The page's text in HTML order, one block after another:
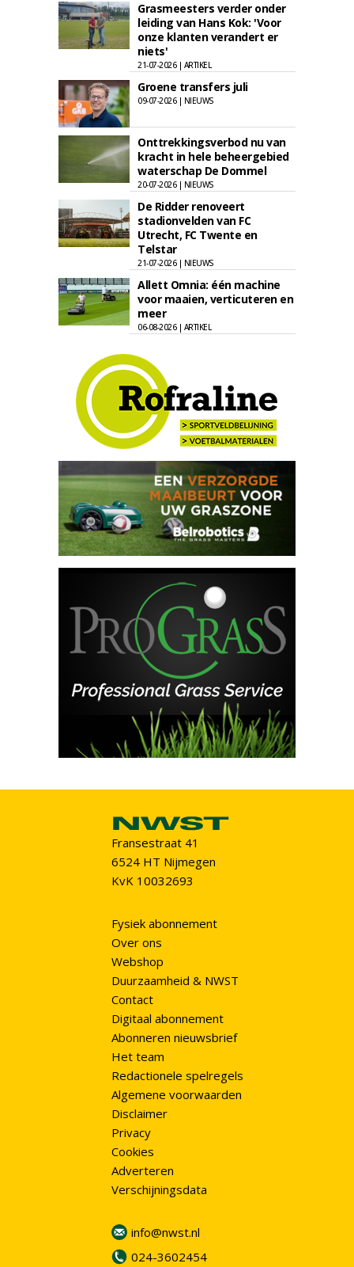
Grasmeesters verder onder
leiding van Hans Kok: 'Voor
onze klanten verandert er
niets'
21-07-2026 | ARTIKEL
Groene transfers juli
09-07-2026 | NIEUWS
Onttrekkingsverbod nu van
kracht in hele beheergebied
waterschap De Dommel
20-07-2026 | NIEUWS
De Ridder renoveert
stadionvelden van FC
Utrecht, FC Twente en
Telstar
21-07-2026 | NIEUWS
Allett Omnia: één machine
voor maaien, verticuteren en
meer
06-08-2026 | ARTIKEL
Fransestraat 41
6524 HT Nijmegen
KvK 10032693
Fysiek abonnement
Over ons
Webshop
Duurzaamheid & NWST
Contact
Digitaal abonnement
Abonneren nieuwsbrief
Het team
Redactionele spelregels
Algemene voorwaarden
Disclaimer
Privacy
Cookies
Adverteren
Verschijningsdata
info@nwst.nl
024-3602454